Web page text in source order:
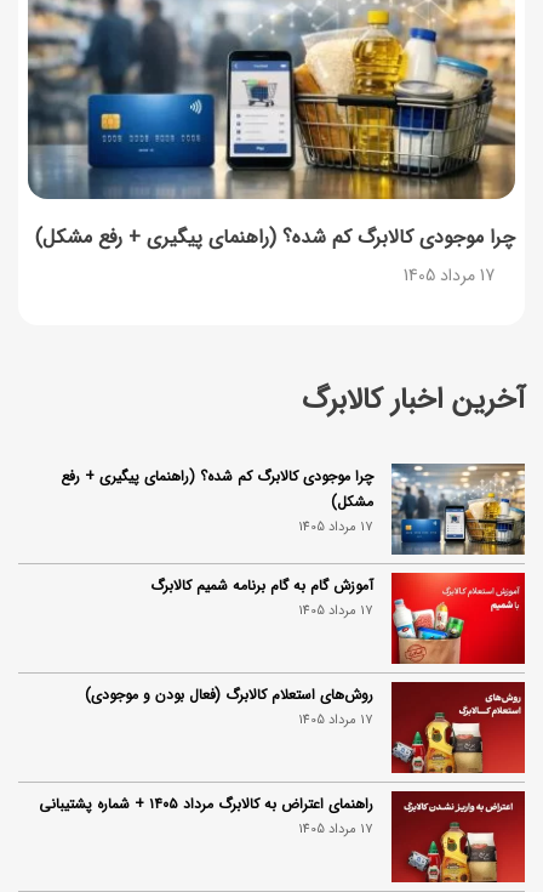
آخرین اخبار کالابرگ
چرا موجودی کالابرگ کم شده؟ (راهنمای پیگیری + رفع
مشکل)
17 مرداد 1405
آموزش گام به گام برنامه شمیم کالابرگ
17 مرداد 1405
روش‌های استعلام کالابرگ (فعال بودن و موجودی)
17 مرداد 1405
راهنمای اعتراض به کالابرگ مرداد ۱۴۰۵ + شماره پشتیبانی
17 مرداد 1405
چرا موجودی کالابرگ کم شده؟ (راهنمای پیگیری + رفع مشکل)
17 مرداد 1405